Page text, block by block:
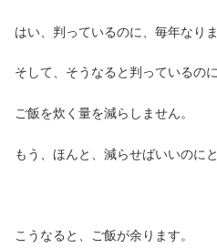
はい、判っているのに、毎年なりま
そして、そうなると判っているのに
ご飯を炊く量を減らしません。
もう、ほんと、減らせばいいのに
こうなると、ご飯が余ります。